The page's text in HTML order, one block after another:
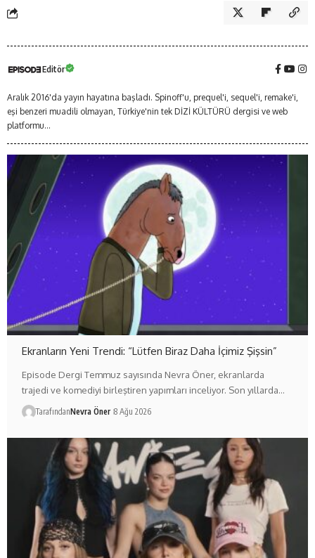
Editör
Aralık 2016'da yayın hayatına başladı. Spinoff'u, prequel'i, sequel'i, remake'i,
eşi benzeri muadili olmayan, Türkiye'nin tek DİZİ KÜLTÜRÜ dergisi ve web
platformu...
Ekranların Yeni Trendi: “Lütfen Biraz Daha İçimiz Şişsin”
Episode Dergi Temmuz sayısında Nevra Öner, ekranlarda
trajedi ve komediyi birleştiren yapımları inceliyor. Son yıllarda…
TarafındanNevra Öner 8 Ağu 2026